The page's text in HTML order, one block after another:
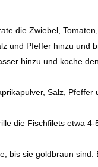
die Zwiebel,
und Pfeffer hinzu und
hinzu und koche
Salz,
die Fischfilets etwa
bis sie goldbraun